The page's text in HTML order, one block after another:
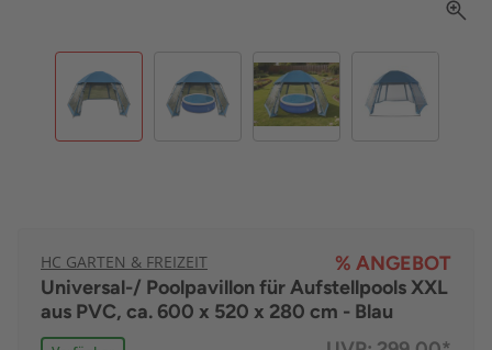
HC GARTEN & FREIZEIT
% ANGEBOT
Universal-/ Poolpavillon für Aufstellpools XXL
aus PVC, ca. 600 x 520 x 280 cm - Blau